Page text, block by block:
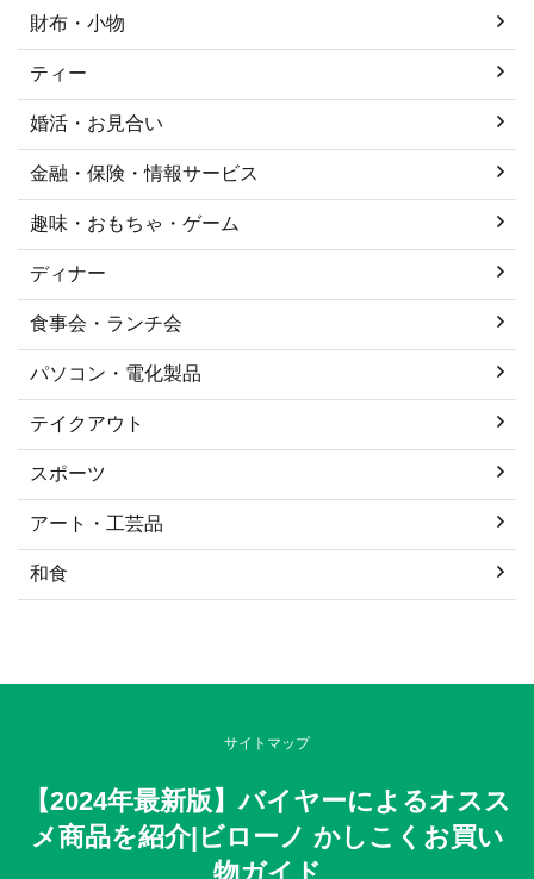
財布・小物
ティー
婚活・お見合い
金融・保険・情報サービス
趣味・おもちゃ・ゲーム
ディナー
食事会・ランチ会
パソコン・電化製品
テイクアウト
スポーツ
アート・工芸品
和食
サイトマップ
【2024年最新版】バイヤーによるオスス
メ商品を紹介|ビローノ かしこくお買い
物ガイド